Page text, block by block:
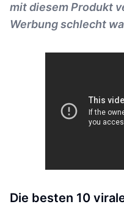
mit diesem Produkt
Werbung schlecht
Die besten 10